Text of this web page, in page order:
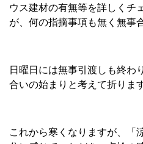
ウス建材の有無等を詳しくチ
が、何の指摘事項も無く無事
日曜日には無事引渡しも終わ
合いの始まりと考えて折ります
これから寒くなりますが、「